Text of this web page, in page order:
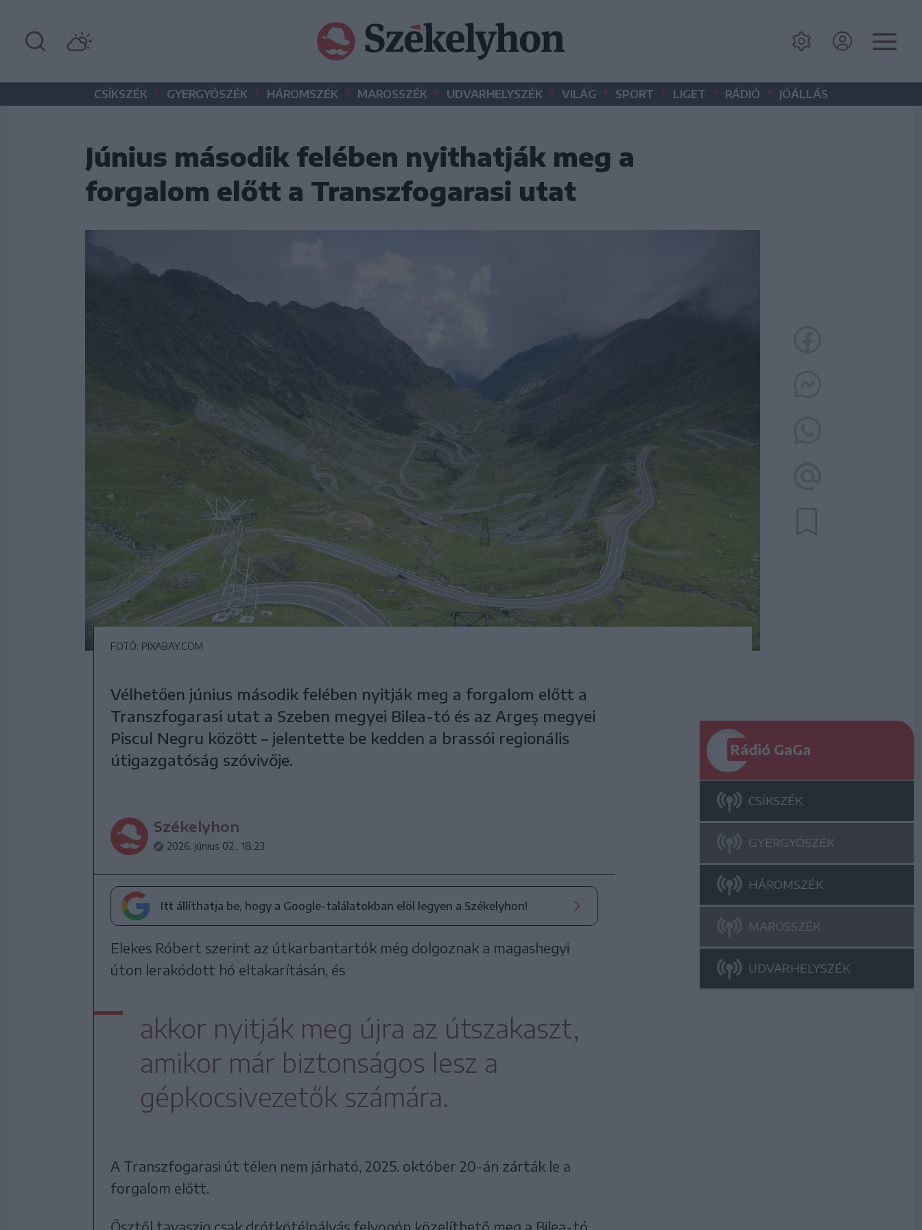
CSÍKSZÉK • GYERGYÓSZÉK • HÁROMSZÉK • MAROSSZÉK • UDVARHELYSZÉK • VILÁG • SPORT • LIGET • RÁDIÓ • JÓÁLLÁS
Június második felében nyithatják meg a
forgalom előtt a Transzfogarasi utat
FOTÓ: PIXABAY.COM
Vélhetően június második felében nyitják meg a forgalom előtt a
Transzfogarasi utat a Szeben megyei Bilea-tó és az Argeș megyei
Piscul Negru között – jelentette be kedden a brassói regionális
útigazgatóság szóvivője.
Székelyhon
2026. június 02., 18:23
Itt állíthatja be, hogy a Google-találatokban elöl legyen a Székelyhon!
Elekes Róbert szerint az útkarbantartók még dolgoznak a magashegyi
úton lerakódott hó eltakarításán, és
akkor nyitják meg újra az útszakaszt,
amikor már biztonságos lesz a
gépkocsivezetők számára.
A Transzfogarasi út télen nem járható, 2025. október 20-án zárták le a
forgalom előtt.
Ősztől tavaszig csak drótkötélpályás felvonón közelíthető meg a Bilea-tó
Rádió GaGa
CSÍKSZÉK
GYERGYÓSZÉK
HÁROMSZÉK
MAROSSZÉK
UDVARHELYSZÉK